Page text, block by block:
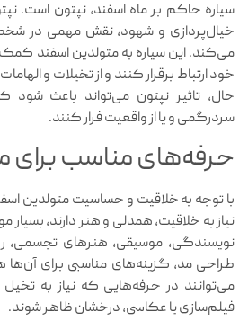
سیاره حاکم بر ماه اسفند، نپتون است.
خیال‌پردازی و شهود، نقش مهمی در
می‌کند. این سیاره به متولدین اسفند
خود ارتباط برقرار کنند و از تخیلات و
حال، تاثیر نپتون می‌تواند باعث شود
سردرگمی و یا از واقعیت فرار کنند.
حرفه‌های مناسب برای
با توجه به خلاقیت و حساسیت متولدین
نیاز به خلاقیت، همدلی و هنر دارند،
نویسندگی، موسیقی، هنرهای تجسمی،
طراحی مد، گزینه‌های مناسبی برای آن‌ها
می‌توانند در حرفه‌هایی که نیاز به
فیلم‌سازی یا عکاسی، درخشان ظاهر شوند.